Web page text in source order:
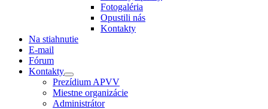
Fotogaléria
Opustili nás
Kontakty
Na stiahnutie
E-mail
Fórum
Kontakty
Prezídium APVV
Miestne organizácie
Administrátor